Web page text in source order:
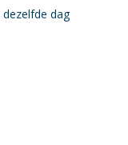
dezelfde dag